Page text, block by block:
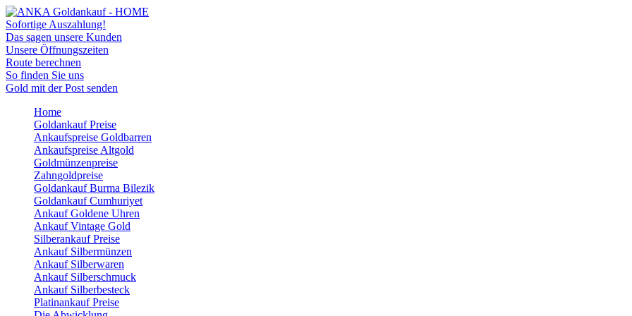
Sofortige Auszahlung!
Das sagen unsere Kunden
Unsere Öffnungszeiten
Route berechnen
So finden Sie uns
Gold mit der Post senden
Home
Goldankauf Preise
Ankaufspreise Goldbarren
Ankaufspreise Altgold
Goldmünzenpreise
Zahngoldpreise
Goldankauf Burma Bilezik
Goldankauf Cumhuriyet
Ankauf Goldene Uhren
Ankauf Vintage Gold
Silberankauf Preise
Ankauf Silbermünzen
Ankauf Silberwaren
Ankauf Silberschmuck
Ankauf Silberbesteck
Platinankauf Preise